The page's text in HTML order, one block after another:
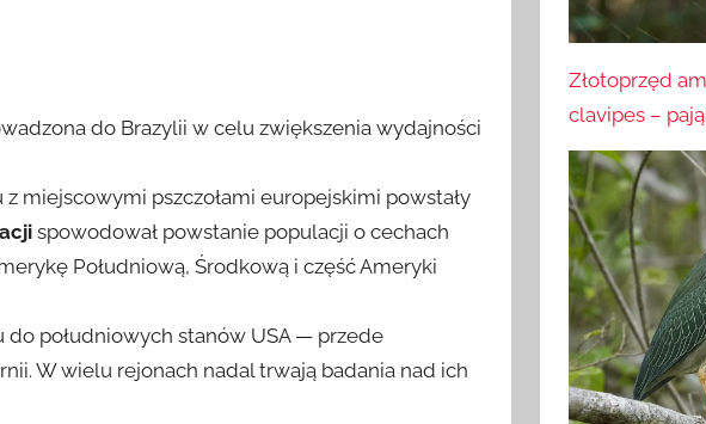
do Brazylii w celu zwiększenia wydajności
miejscowymi pszczołami europejskimi powstały
spowodował powstanie populacji o cechach
Południową, Środkową i część Ameryki
do południowych stanów USA — przede
W wielu rejonach nadal trwają badania nad ich
Złotoprzęd
clavipes –